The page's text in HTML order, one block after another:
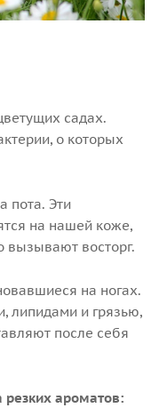
садах.
о которых
пота. Эти
на нашей коже,
вызывают восторг.
на ногах.
липидами и грязью,
после себя
ароматов: